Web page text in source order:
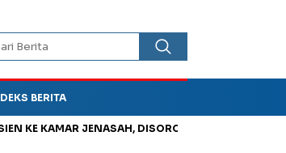
BERITA
KAMAR JENASAH, DISOROT